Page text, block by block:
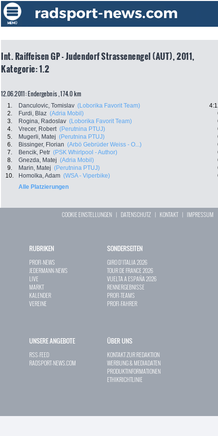
Int. Raiffeisen GP - Judendorf Strassenengel (AUT), 2011,
Kategorie: 1.2
12.06.2011: Endergebnis , 174.0 km
1. Danculovic, Tomislav (Loborika Favorit Team)
2.
Furdi, Blaz (Adria Mobil)
3.
Rogina, Radoslav (Loborika Favorit Team)
4.
Vrecer, Robert (Perutnina PTUJ)
5.
Mugerli, Matej (Perutnina PTUJ)
6.
Bissinger, Florian (Arbö Gebrüder Weiss - O...)
7.
Bencik, Petr (PSK Whirlpool - Author)
8.
Gnezda, Matej (Adria Mobil)
9.
Marin, Matej (Perutnina PTUJ)
10.
Homolka, Adam (WSA - Viperbike)
Alle Platzierungen
COOKIE EINSTELLUNGEN | DATENSCHUTZ | KONTAKT| IMPRESSUM
RUBRIKEN
PROFI-NEWS
JEDERMANN-NEWS
LIVE
MARKT
KALENDER
VEREINE
SONDERSEITEN
GIRO D`ITALIA 2026
TOUR DE FRANCE 2026
VUELTA A ESPAÑA 2026
RENNERGEBNISSE
PROFI-TEAMS
PROFI-FAHRER
UNSERE ANGEBOTE
RSS-FEED
RADSPORT-NEWS.COM
ÜBER UNS
KONTAKT ZUR REDAKTION
WERBUNG & MEDIADATEN
PRODUKTINFORMATIONEN
ETHIKRICHTLINIE